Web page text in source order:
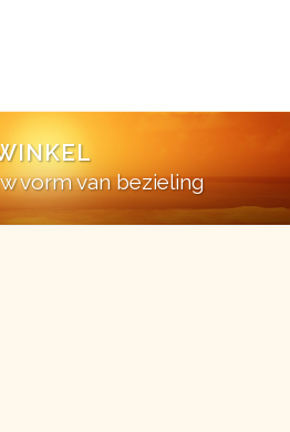
vorm van bezieling